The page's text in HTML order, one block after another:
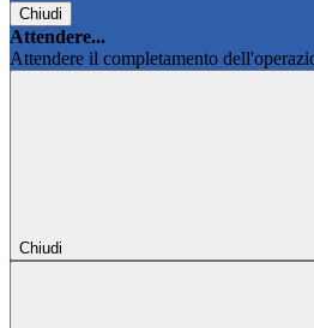
Chiudi
Attendere...
Attendere il completamento
Chiudi